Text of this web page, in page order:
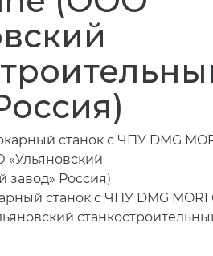
станок с ЧПУ DMG MORI